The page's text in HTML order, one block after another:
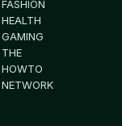
FASHION
HEALTH
GAMING
THE
HOWTO
NETWORK